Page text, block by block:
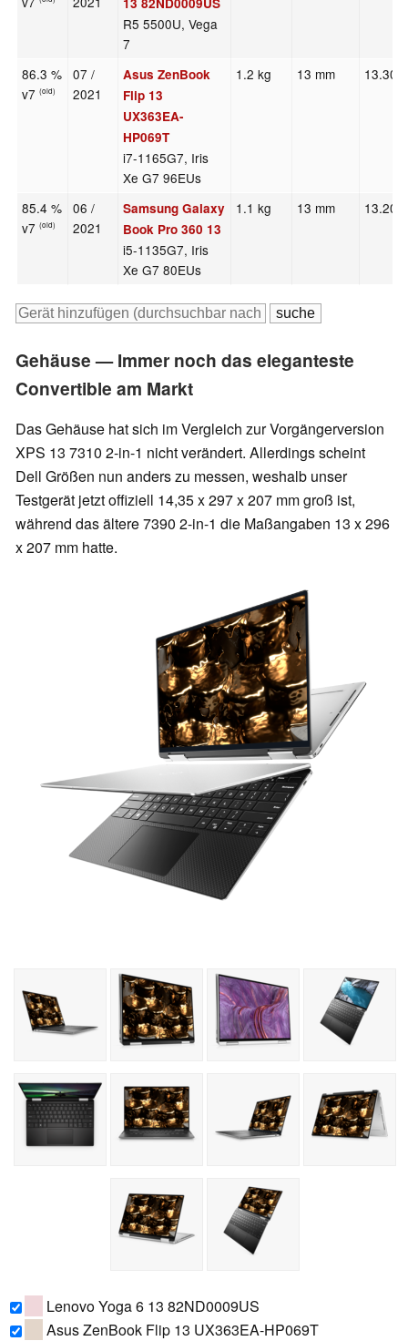
13 82ND0009US
R5 5500U, Vega
7
86.3 %
v7(old)
07 /
2021
Asus ZenBook
Flip 13
UX363EA-
HP069T
i7-1165G7, Iris
Xe G7 96EUs
1.2 kg 13 mm 13.30"
85.4 %
v7(old)
06 /
2021
Samsung Galaxy
Book Pro 360 13
i5-1135G7, Iris
Xe G7 80EUs
1.1 kg 13 mm 13.20"
Gehäuse — Immer noch das eleganteste
Convertible am Markt
Das Gehäuse hat sich im Vergleich zur Vorgängerversion
XPS 13 7310 2-in-1 nicht verändert. Allerdings scheint
Dell Größen nun anders zu messen, weshalb unser
Testgerät jetzt offiziell 14,35 x 297 x 207 mm groß ist,
während das ältere 7390 2-in-1 die Maßangaben 13 x 296
x 207 mm hatte.
Lenovo Yoga 6 13 82ND0009US
Asus ZenBook Flip 13 UX363EA-HP069T